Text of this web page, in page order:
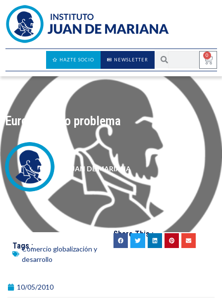
0
NEWSLETTER
HAZTE SOCIO
Europa como problema
JUAN DE MARIANA
Tags :
Comercio globalización y
desarrollo
Share This :
10/05/2010